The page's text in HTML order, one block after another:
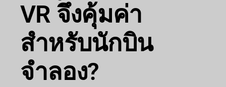
VR จึงคุ้มค่า
สำหรับนักบิน
จำลอง?